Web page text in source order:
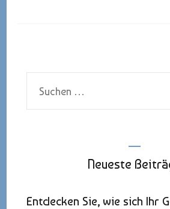
nach:
Neueste
Entdecken Sie, wie sich Ihr